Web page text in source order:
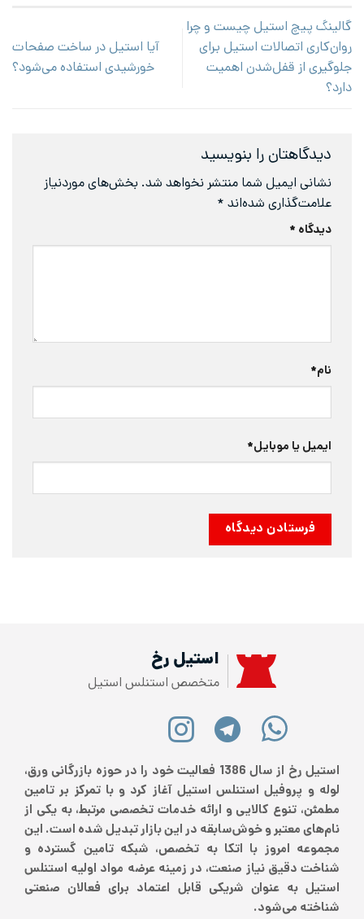
گالینگ پیچ استیل چیست و چرا
روان‌کاری اتصالات استیل برای
جلوگیری از قفل‌شدن اهمیت
دارد؟
آیا استیل در ساخت صفحات
خورشیدی استفاده می‌شود؟
دیدگاهتان را بنویسید
نشانی ایمیل شما منتشر نخواهد شد. بخش‌های موردنیاز
علامت‌گذاری شده‌اند *
دیدگاه *
نام*
ایمیل یا موبایل*
استیل رخ
متخصص استنلس استیل
استیل رخ از سال 1386 فعالیت خود را در حوزه بازرگانی ورق،
لوله و پروفیل استنلس استیل آغاز کرد و با تمرکز بر تامین
مطمئن، تنوع کالایی و ارائه خدمات تخصصی مرتبط، به یکی از
نام‌های معتبر و خوش‌سابقه در این بازار تبدیل شده است. این
مجموعه امروز با اتکا به تخصص، شبکه تامین گسترده و
شناخت دقیق نیاز صنعت، در زمینه عرضه مواد اولیه استنلس
استیل به عنوان شریکی قابل اعتماد برای فعالان صنعتی
شناخته می‌شود.